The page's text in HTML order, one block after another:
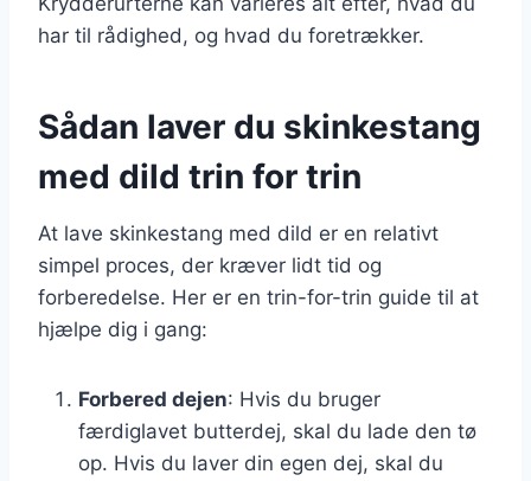
har til rådighed, og hvad du foretrækker.
Sådan laver du skinkestang
med dild trin for trin
At lave skinkestang med dild er en relativt
simpel proces, der kræver lidt tid og
forberedelse. Her er en trin-for-trin guide til at
hjælpe dig i gang:
Forbered dejen: Hvis du bruger
færdiglavet butterdej, skal du lade den tø
op. Hvis du laver din egen dej, skal du